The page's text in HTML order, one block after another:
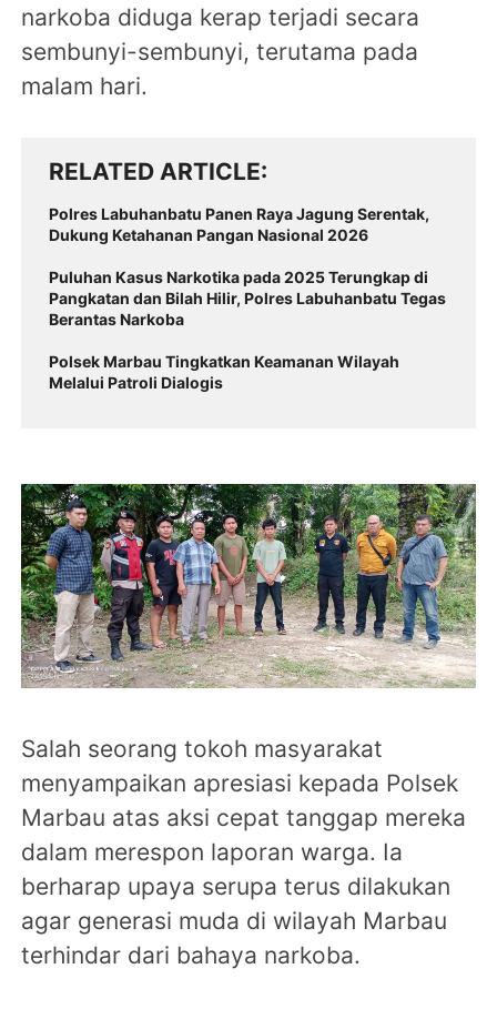
narkoba diduga kerap terjadi secara
sembunyi-sembunyi, terutama pada
malam hari.
RELATED ARTICLE
Polres Labuhanbatu Panen Raya Jagung Serentak,
Dukung Ketahanan Pangan Nasional 2026
Puluhan Kasus Narkotika pada 2025 Terungkap di
Pangkatan dan Bilah Hilir, Polres Labuhanbatu Tegas
Berantas Narkoba
Polsek Marbau Tingkatkan Keamanan Wilayah
Melalui Patroli Dialogis
Salah seorang tokoh masyarakat
menyampaikan apresiasi kepada Polsek
Marbau atas aksi cepat tanggap mereka
dalam merespon laporan warga. Ia
berharap upaya serupa terus dilakukan
agar generasi muda di wilayah Marbau
terhindar dari bahaya narkoba.